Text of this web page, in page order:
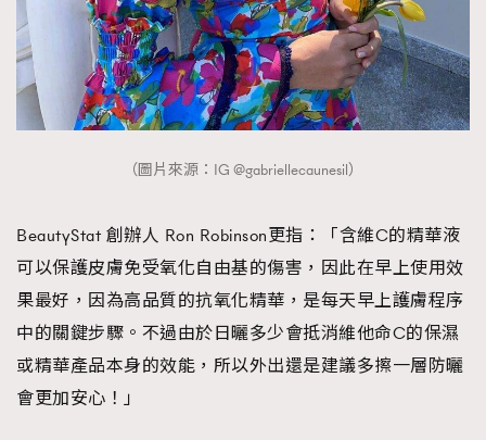
（圖片來源：IG @gabriellecaunesil）
BeautyStat 創辦人 Ron Robinson更指：「含維C的精華液
可以保護皮膚免受氧化自由基的傷害，因此在早上使用效
果最好，因為高品質的抗氧化精華，是每天早上護膚程序
中的關鍵步驟。不過由於日曬多少會抵消維他命C的保濕
或精華產品本身的效能，所以外出還是建議多擦一層防曬
會更加安心！」